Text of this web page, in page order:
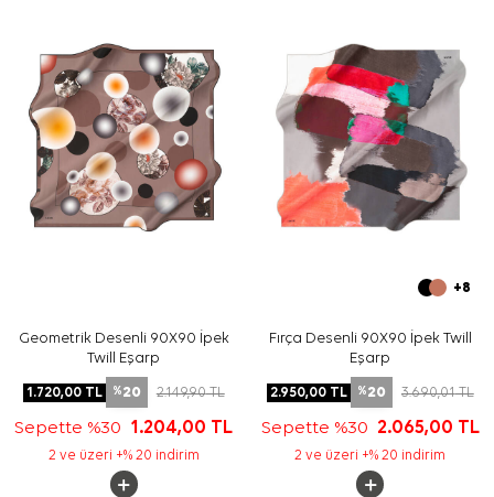
Şampuanıtercih edebilirsiniz.
Sıkça Sorulan Sorular
Kahverengi İpek Kare Fırça Desenli Eşarp hangi
ölçüdedir?
Bu ipek tivil eşarp hangi malzemeden üretilmiştir?
Desen ve renk görünümü nasıldır?
Bu eşarp nasıl kombinlenir?
Geometrik Desenli 90X90 İpek
Twill Eşarp
1.720,00TL %20 2.149,90TL
Sepette %30 1.204,00 TL
2 ve üzeri +% 20 indirim
+8
Fırça Desenli 90X90 İpek Twill
Eşarp
2.950,00TL %20 3.690,01TL
Sepette %30 2.065,00 TL
2 ve üzeri +% 20 indirim